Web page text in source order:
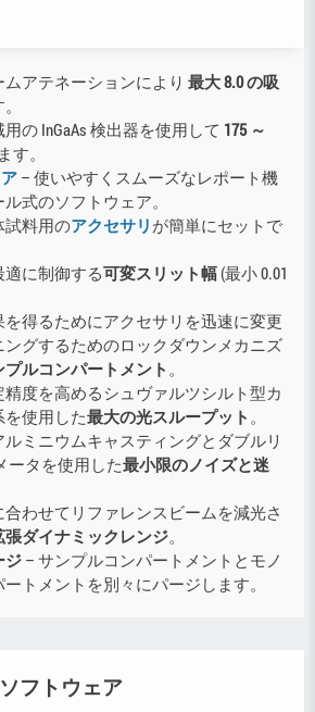
アテネーションにより 最大 8.0 の吸
の InGaAs 検出器を使用して 175 ～
。
– 使いやすくスムーズなレポート機
式のソフトウェア。
試料用のアクセサリ が簡単にセットで
に制御する可変スリット幅(最小 0.01
得るためにアクセサリを迅速に変更
グするためのロックダウンメカニズ
プルコンパートメント 。
度を高めるシュヴァルツシルト型カ
使用した最大の光スループット 。
ミニウムキャスティングとダブルリ
ータを使用した最小限のノイズと迷
わせてリファレンスビームを減光さ
張ダイナミックレンジ。
ジ– サンプルコンパートメントとモノ
トメントを別々にパージします。
フトウェア